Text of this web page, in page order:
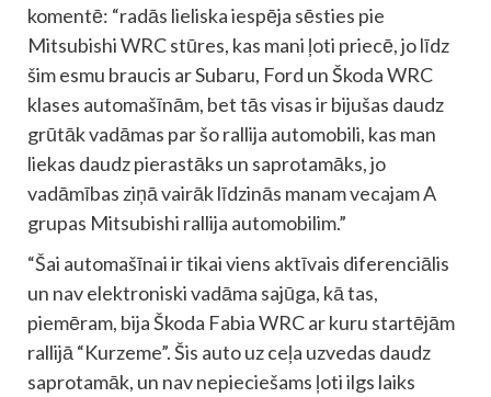
komentē: “radās lieliska iespēja sēsties pie
Mitsubishi WRC stūres, kas mani ļoti priecē, jo līdz
šim esmu braucis ar Subaru, Ford un Škoda WRC
klases automašīnām, bet tās visas ir bijušas daudz
grūtāk vadāmas par šo rallija automobili, kas man
liekas daudz pierastāks un saprotamāks, jo
vadāmības ziņā vairāk līdzinās manam vecajam A
grupas Mitsubishi rallija automobilim.”
“Šai automašīnai ir tikai viens aktīvais diferenciālis
un nav elektroniski vadāma sajūga, kā tas,
piemēram, bija Škoda Fabia WRC ar kuru startējām
rallijā “Kurzeme”. Šis auto uz ceļa uzvedas daudz
saprotamāk, un nav nepieciešams ļoti ilgs laiks